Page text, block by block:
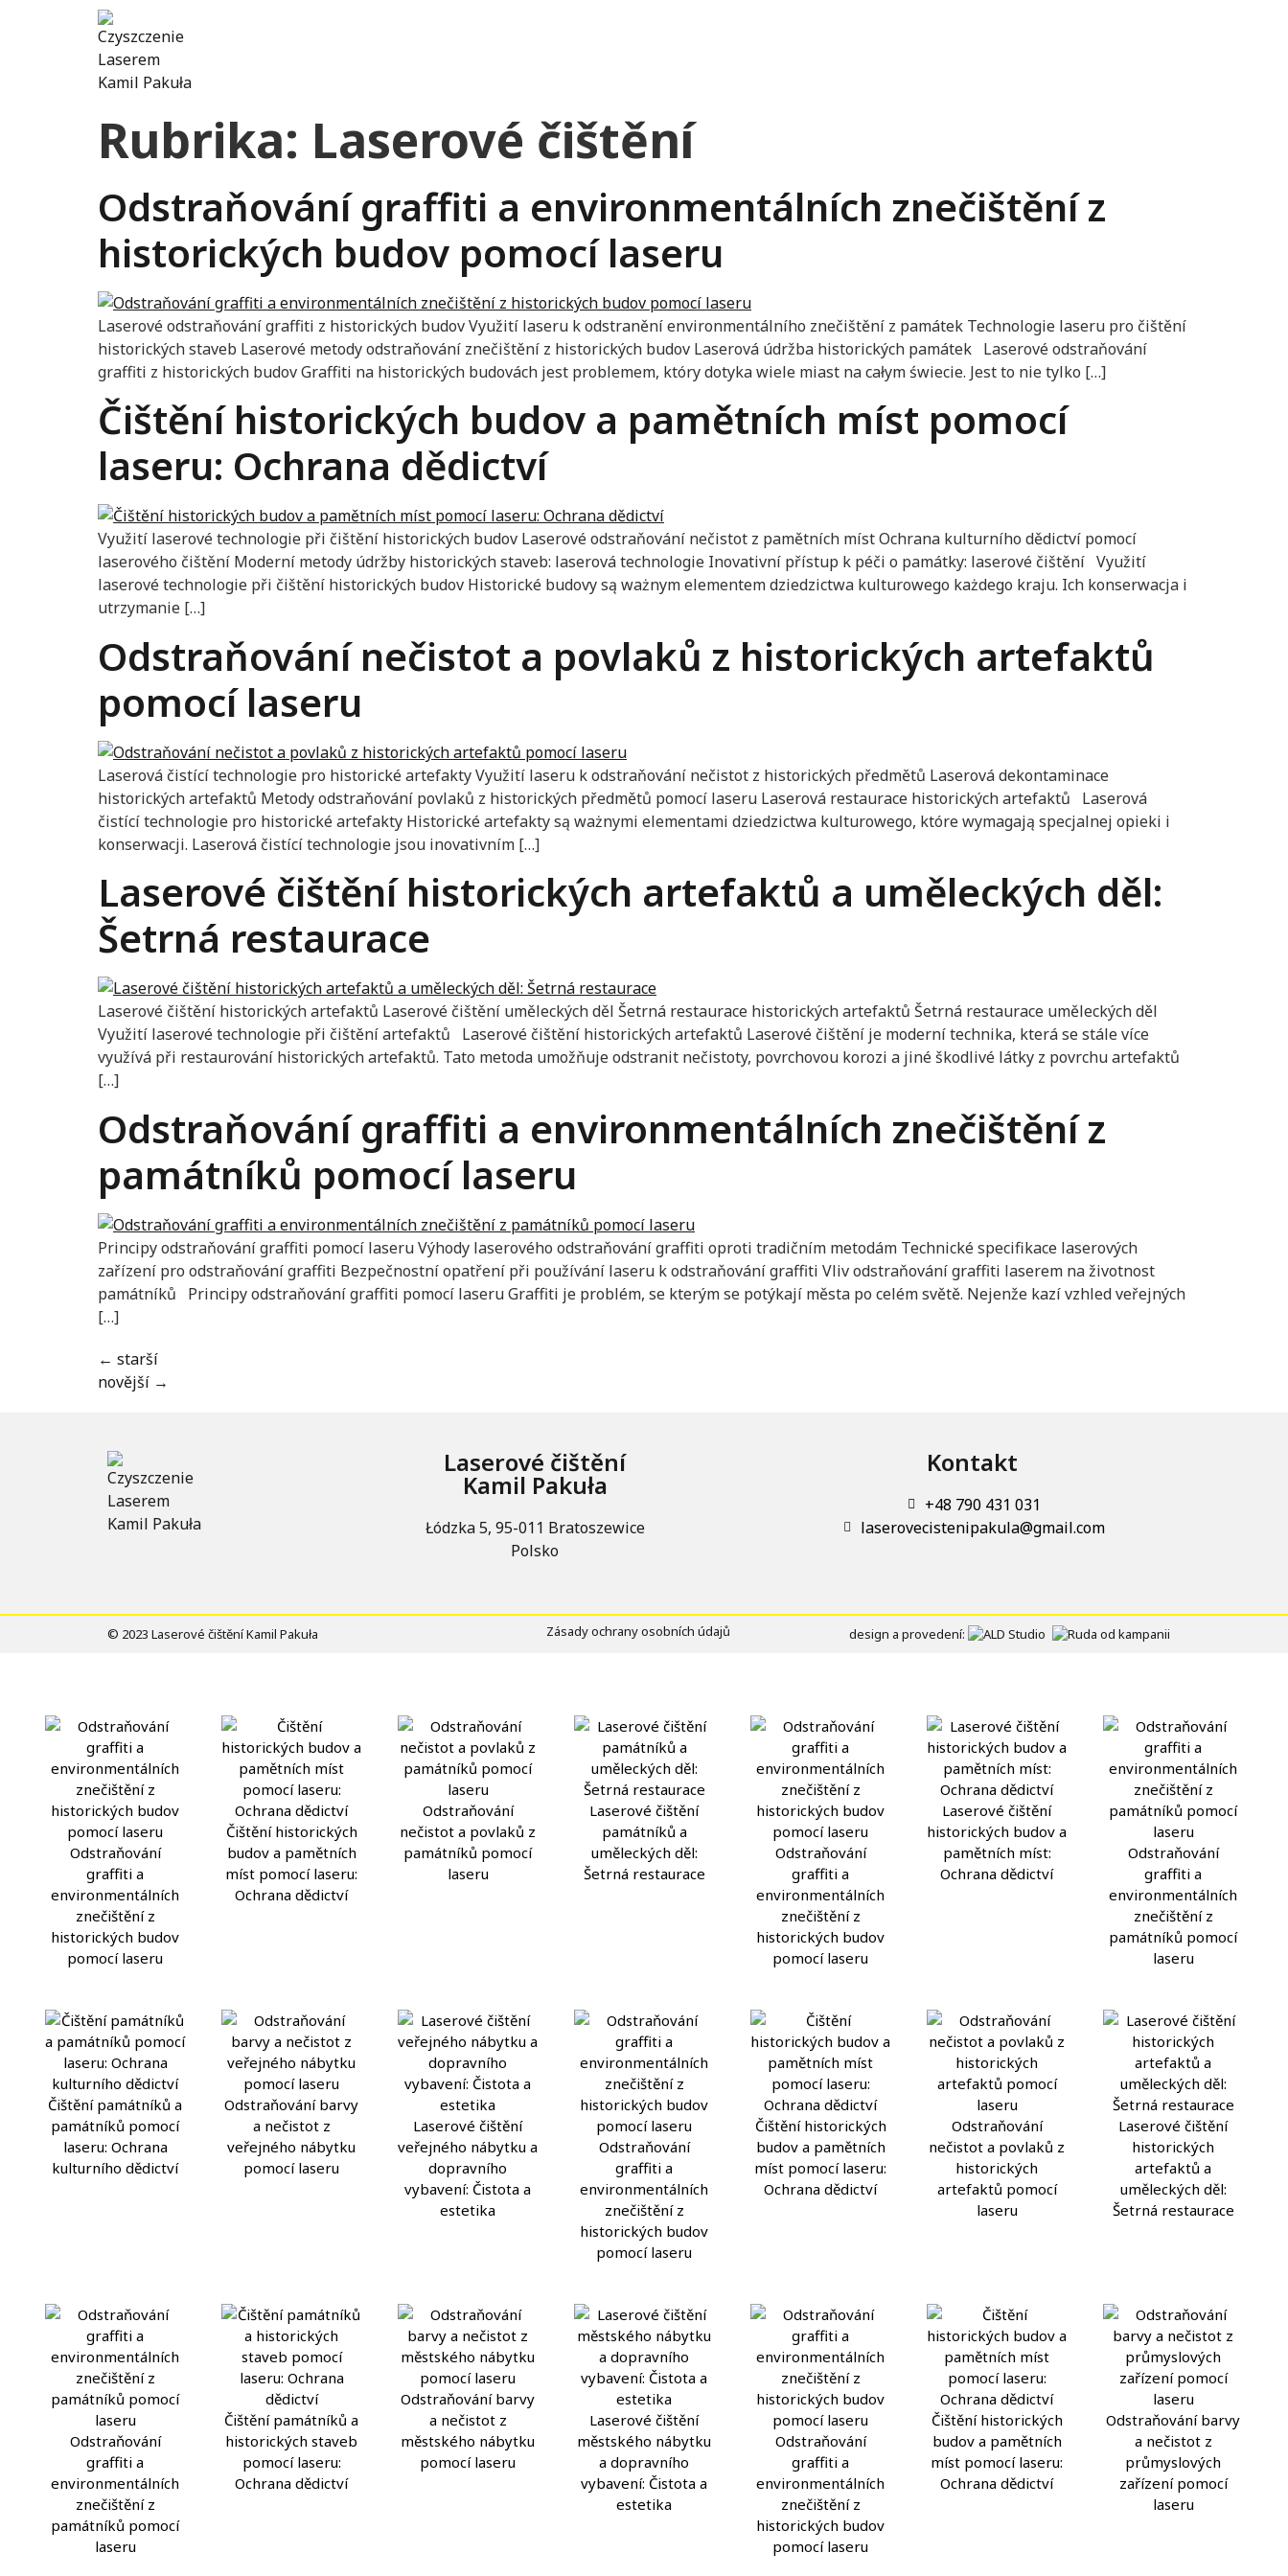
Rubrika: Laserové čištění
Odstraňování graffiti a environmentálních znečištění z
historických budov pomocí laseru
Laserové odstraňování graffiti z historických budov Využití laseru k odstranění environmentálního znečištění z památek Technologie laseru pro čištění
historických staveb Laserové metody odstraňování znečištění z historických budov Laserová údržba historických památek Laserové odstraňování
graffiti z historických budov Graffiti na historických budovách jest problemem, który dotyka wiele miast na całym świecie. Jest to nie tylko […]
Čištění historických budov a pamětních míst pomocí
laseru: Ochrana dědictví
Využití laserové technologie při čištění historických budov Laserové odstraňování nečistot z pamětních míst Ochrana kulturního dědictví pomocí
laserového čištění Moderní metody údržby historických staveb: laserová technologie Inovativní přístup k péči o památky: laserové čištění Využití
laserové technologie při čištění historických budov Historické budovy są ważnym elementem dziedzictwa kulturowego każdego kraju. Ich konserwacja i
utrzymanie […]
Odstraňování nečistot a povlaků z historických artefaktů
pomocí laseru
Laserová čistící technologie pro historické artefakty Využití laseru k odstraňování nečistot z historických předmětů Laserová dekontaminace
historických artefaktů Metody odstraňování povlaků z historických předmětů pomocí laseru Laserová restaurace historických artefaktů Laserová
čistící technologie pro historické artefakty Historické artefakty są ważnymi elementami dziedzictwa kulturowego, które wymagają specjalnej opieki i
konserwacji. Laserová čistící technologie jsou inovativním […]
Laserové čištění historických artefaktů a uměleckých děl:
Šetrná restaurace
Laserové čištění historických artefaktů Laserové čištění uměleckých děl Šetrná restaurace historických artefaktů Šetrná restaurace uměleckých děl
Využití laserové technologie při čištění artefaktů Laserové čištění historických artefaktů Laserové čištění je moderní technika, která se stále více
využívá při restaurování historických artefaktů. Tato metoda umožňuje odstranit nečistoty, povrchovou korozi a jiné škodlivé látky z povrchu artefaktů
[…]
Odstraňování graffiti a environmentálních znečištění z
památníků pomocí laseru
Principy odstraňování graffiti pomocí laseru Výhody laserového odstraňování graffiti oproti tradičním metodám Technické specifikace laserových
zařízení pro odstraňování graffiti Bezpečnostní opatření při používání laseru k odstraňování graffiti Vliv odstraňování graffiti laserem na životnost
památníků Principy odstraňování graffiti pomocí laseru Graffiti je problém, se kterým se potýkají města po celém světě. Nejenže kazí vzhled veřejných
[…]
← starší
novější →
Laserové čištění
Kamil Pakuła
Łódzka 5, 95-011 Bratoszewice
Polsko
Kontakt
+48 790 431 031
laserovecistenipakula@gmail.com
© 2023 Laserové čištění Kamil Pakuła Zásady ochrany osobních údajů design a provedení:
Odstraňování
graffiti a
environmentálních
znečištění z
historických budov
pomocí laseru
Čištění historických
budov a pamětních
míst pomocí laseru:
Ochrana dědictví
Odstraňování
nečistot a povlaků z
památníků pomocí
laseru
Laserové čištění
památníků a
uměleckých děl:
Šetrná restaurace
Odstraňování
graffiti a
environmentálních
znečištění z
historických budov
pomocí laseru
Laserové čištění
historických budov a
pamětních míst:
Ochrana dědictví
Odstraňování
graffiti a
environmentálních
znečištění z
památníků pomocí
laseru
Čištění památníků a
památníků pomocí
laseru: Ochrana
kulturního dědictví
Odstraňování barvy
a nečistot z
veřejného nábytku
pomocí laseru
Laserové čištění
veřejného nábytku a
dopravního
vybavení: Čistota a
estetika
Odstraňování
graffiti a
environmentálních
znečištění z
historických budov
pomocí laseru
Čištění historických
budov a pamětních
míst pomocí laseru:
Ochrana dědictví
Odstraňování
nečistot a povlaků z
historických
artefaktů pomocí
laseru
Laserové čištění
historických
artefaktů a
uměleckých děl:
Šetrná restaurace
Odstraňování
graffiti a
environmentálních
znečištění z
památníků pomocí
laseru
Čištění památníků a
historických staveb
pomocí laseru:
Ochrana dědictví
Odstraňování barvy
a nečistot z
městského nábytku
pomocí laseru
Laserové čištění
městského nábytku
a dopravního
vybavení: Čistota a
estetika
Odstraňování
graffiti a
environmentálních
znečištění z
historických budov
pomocí laseru
Čištění historických
budov a pamětních
míst pomocí laseru:
Ochrana dědictví
Odstraňování barvy
a nečistot z
průmyslových
zařízení pomocí
laseru